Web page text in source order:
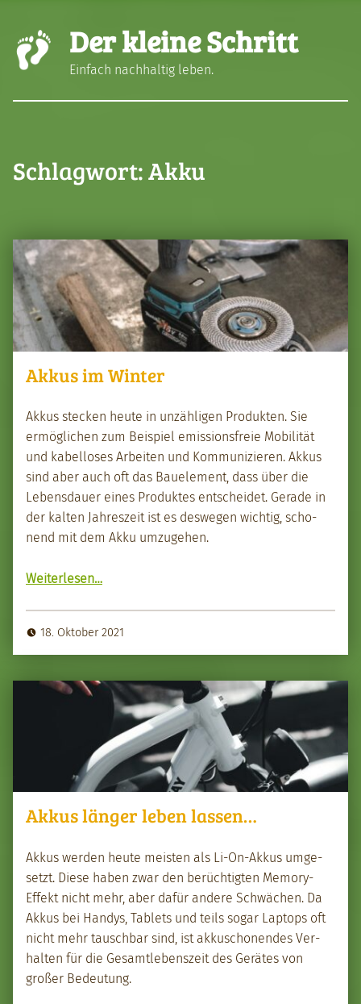
Der kleine Schritt
Einfach nachhaltig leben.
Schlagwort:Akku
Akkus im Winter
Akkus steck­en heute in unzäh­li­gen Pro­duk­ten. Sie
ermöglichen zum Beispiel emis­sions­freie Mobil­ität
und kabel­los­es Arbeit­en und Kom­mu­nizieren. Akkus
sind aber auch oft das Bauele­ment, dass über die
Lebens­dauer eines Pro­duk­tes entschei­det. Ger­ade in
der kalten Jahreszeit ist es deswe­gen wichtig, scho­
nend mit dem Akku umzuge­hen.
Weit­er­lesen…
18. Oktober 2021
Akkus länger leben lassen…
Akkus wer­den heute meis­ten als Li-On-Akkus umge­
set­zt. Diese haben zwar den berüchtigten Mem­o­ry-
Effekt nicht mehr, aber dafür andere Schwächen. Da
Akkus bei Handys, Tablets und teils sog­ar Lap­tops oft
nicht mehr tauschbar sind, ist akkuscho­nen­des Ver­
hal­ten für die Gesamtleben­szeit des Gerätes von
großer Bedeu­tung.